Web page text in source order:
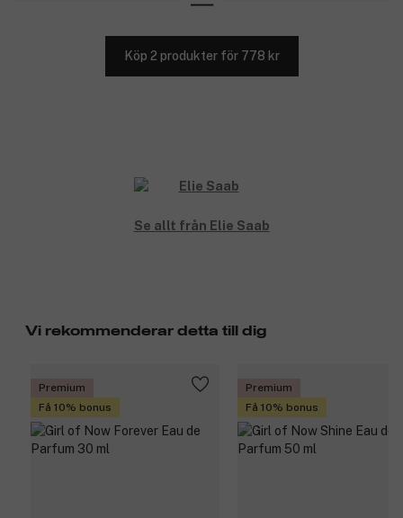
Köp 2 produkter för 778 kr
Se allt från Elie Saab
Vi rekommenderar detta till dig
Premium
Få 10% bonus
Premium
Få 10% bonus